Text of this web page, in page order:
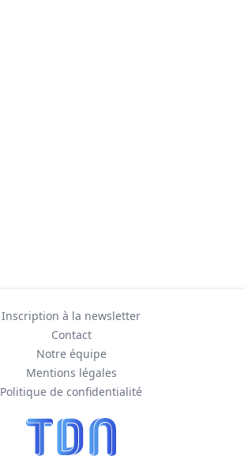
Inscription à la newsletter
Contact
Notre équipe
Mentions légales
Politique de confidentialité